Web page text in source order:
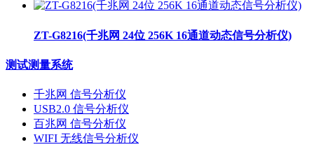
ZT-G8216(千兆网 24位 256K 16通道动态信号分析仪)
测试测量系统
千兆网 信号分析仪
USB2.0 信号分析仪
百兆网 信号分析仪
WIFI 无线信号分析仪